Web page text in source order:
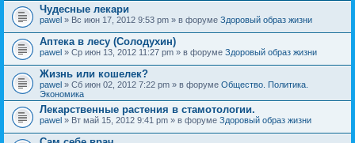
Чудесные лекари
pawel » Вс июн 17, 2012 9:53 pm » в форуме Здоровый образ жизни
Аптека в лесу (Солодухин)
pawel » Ср июн 13, 2012 11:27 pm » в форуме Здоровый образ жизни
Жизнь или кошелек?
pawel » Сб июн 02, 2012 7:22 pm » в форуме Общество. Политика.
Экономика
Лекарственные растения в стамотологии.
pawel » Вт май 15, 2012 9:41 pm » в форуме Здоровый образ жизни